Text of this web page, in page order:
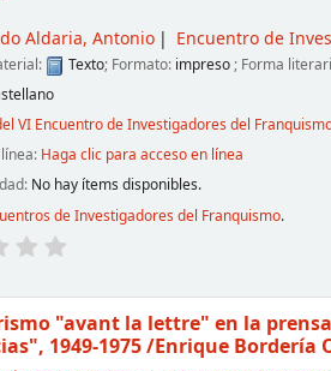
Aldaria, Antonio Encuentro de
Texto; Formato: impreso; Forma
VI Encuentro de Investigadores del
Haga clic para acceso en línea
No hay ítems disponibles.
de Investigadores del Franquismo.
"avant la lettre" en la
1949-1975/Enrique Bordería